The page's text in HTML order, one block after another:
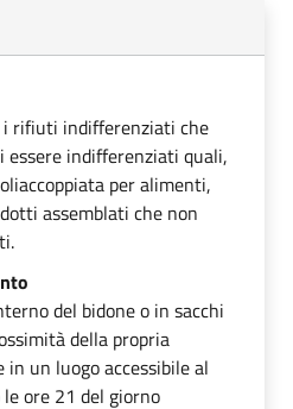
i rifiuti indifferenziati che
essere indifferenziati quali,
per alimenti,
assemblati che non
del bidone o in sacchi
della propria
un luogo accessibile al
ore 21 del giorno